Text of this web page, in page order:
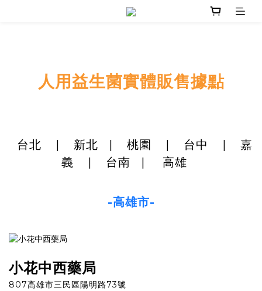
人用益生菌實體販售據點
台北 | 新北 | 桃園 | 台中 | 嘉
義 | 台南 | 高雄
-高雄市-
小花中西藥局
807高雄市三民區陽明路73號